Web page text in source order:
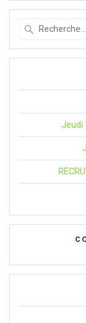
l’article
Jeudi